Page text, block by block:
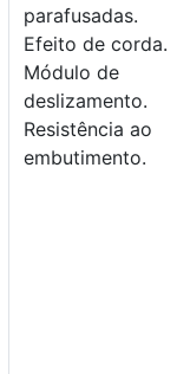
parafusadas.
Efeito de corda.
Módulo de
deslizamento.
Resistência ao
embutimento.